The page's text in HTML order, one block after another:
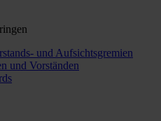
und Aufsichtsgremien
und Vorständen